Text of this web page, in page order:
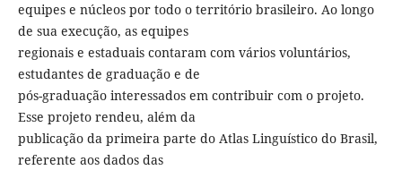
equipes e núcleos por todo o território brasileiro. Ao longo
de sua execução, as equipes
regionais e estaduais contaram com vários voluntários,
estudantes de graduação e de
pós-graduação interessados em contribuir com o projeto.
Esse projeto rendeu, além da
publicação da primeira parte do Atlas Linguístico do Brasil,
referente aos dados das